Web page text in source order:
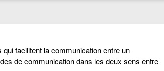
facilitent la communication entre un
de communication dans les deux sens entre